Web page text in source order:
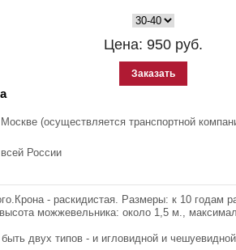
Цена: 950 руб.
Заказать
(осуществляется транспортной
России
- раскидистая. Размеры: к 10 годам
можжевельника: около 1,5 м.,
двух типов - и игловидной и